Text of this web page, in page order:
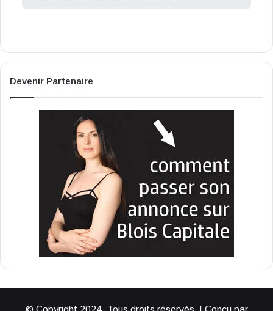
Devenir Partenaire